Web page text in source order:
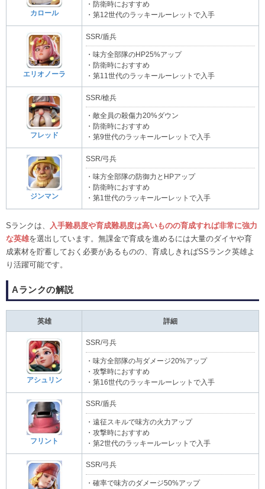
カロール
・防衛時におすすめ
・第12世代のラッキールーレットで入手
エリオノーラ
SSR/盾兵
・味方全部隊のHP25%アップ
・防衛時におすすめ
・第11世代のラッキールーレットで入手
フレッド
SSR/槍兵
・敵全員の殺傷力20%ダウン
・防衛時におすすめ
・第9世代のラッキールーレットで入手
ジンマン
SSR/弓兵
・味方全部隊の防御力とHPアップ
・防衛時におすすめ
・第1世代のラッキールーレットで入手
Sランクは、
入手難易度や育成難易度は高いものの育成すれば非常に強力
な英雄を選出しています。無課金で育成を進めるには大量のダイヤや育
成素材を貯蓄しておく必要があるものの、育成しきればSSランク英雄よ
り活躍可能です。
Aランクの解説
英雄 詳細
アシュリン
SSR/弓兵
・味方全部隊の与ダメージ20%アップ
・攻撃時におすすめ
・第16世代のラッキールーレットで入手
フリント
SSR/盾兵
・遠征スキルで味方の火力アップ
・攻撃時におすすめ
・第2世代のラッキールーレットで入手
SSR/弓兵
・確率で味方のダメージ50%アップ